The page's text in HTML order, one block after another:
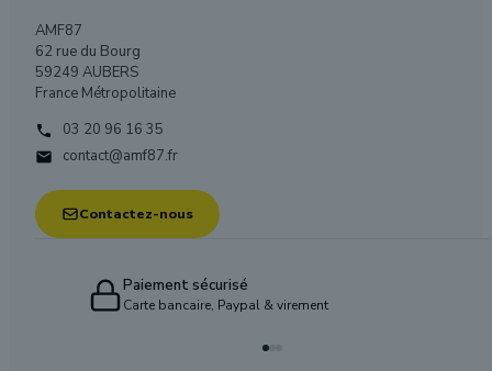
AMF87
62 rue du Bourg
59249 AUBERS
France Métropolitaine
 03 20 96 16 35
 contact@amf87.fr
Contactez-nous
Paiement sécurisé
Carte bancaire, Paypal & virement